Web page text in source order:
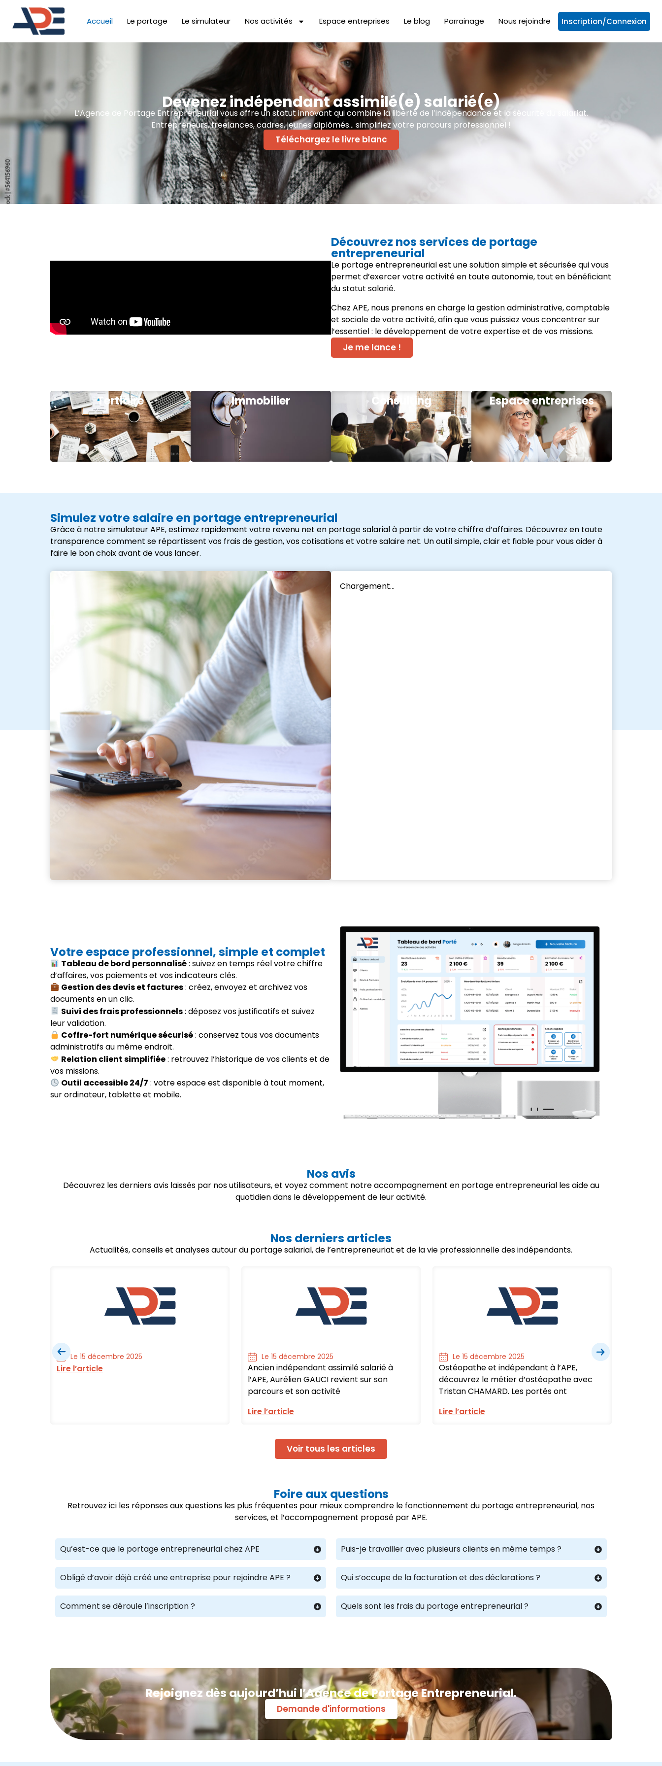
Accueil Le portage Le simulateur Nos activités Espace entreprises Le blog Parrainage Nous rejoindre Inscription/Connexion
Devenez indépendant assimilé(e) salarié(e)
L’Agence de Portage Entrepreneurial vous offre un statut innovant qui combine la liberté de l’indépendance et la sécurité du salariat.
Entrepreneurs, freelances, cadres, jeunes diplômés… simplifiez votre parcours professionnel !
Téléchargez le livre blanc
Découvrez nos services de portage
entrepreneurial
Le portage entrepreneurial est une solution simple et sécurisée qui vous
permet d’exercer votre activité en toute autonomie, tout en bénéficiant
du statut salarié.
Chez APE, nous prenons en charge la gestion administrative, comptable
et sociale de votre activité, afin que vous puissiez vous concentrer sur
l’essentiel : le développement de votre expertise et de vos missions.
Je me lance !
Tertiaire Immobilier Consulting Espace entreprises
Simulez votre salaire en portage entrepreneurial
Grâce à notre simulateur APE, estimez rapidement votre revenu net en portage salarial à partir de votre chiffre d’affaires. Découvrez en toute
transparence comment se répartissent vos frais de gestion, vos cotisations et votre salaire net. Un outil simple, clair et fiable pour vous aider à
faire le bon choix avant de vous lancer.
Votre espace professionnel, simple et complet
Tableau de bord personnalisé: suivez en temps réel votre chiffre
d’affaires, vos paiements et vos indicateurs clés.
Gestion des devis et factures: créez, envoyez et archivez vos
documents en un clic.
Suivi des frais professionnels: déposez vos justificatifs et suivez
leur validation.
Coffre-fort numérique sécurisé: conservez tous vos documents
administratifs au même endroit.
Relation client simplifiée: retrouvez l’historique de vos clients et de
vos missions.
Outil accessible 24/7 : votre espace est disponible à tout moment,
sur ordinateur, tablette et mobile.
Nos avis
Découvrez les derniers avis laissés par nos utilisateurs, et voyez comment notre accompagnement en portage entrepreneurial les aide au
quotidien dans le développement de leur activité.
Nos derniers articles
Actualités, conseils et analyses autour du portage salarial, de l’entrepreneuriat et de la vie professionnelle des indépendants.
Le 15 décembre 2025
Lire l’article
Le 15 décembre 2025
Ancien indépendant assimilé salarié à
l’APE, Aurélien GAUCI revient sur son
parcours et son activité
Lire l’article
Le 15 décembre 2025
Ostéopathe et indépendant à l’APE,
découvrez le métier d’ostéopathe avec
Tristan CHAMARD. Les portés ont
Lire l’article
Voir tous les articles
Foire aux questions
Retrouvez ici les réponses aux questions les plus fréquentes pour mieux comprendre le fonctionnement du portage entrepreneurial, nos
services, et l’accompagnement proposé par APE.
Qu’est-ce que le portage entrepreneurial chez APE
Obligé d’avoir déjà créé une entreprise pour rejoindre APE ?
Comment se déroule l’inscription ?
Puis-je travailler avec plusieurs clients en même temps ?
Qui s’occupe de la facturation et des déclarations ?
Quels sont les frais du portage entrepreneurial ?
Rejoignez dès aujourd’hui l’Agence de Portage Entrepreneurial.
Demande d'informations